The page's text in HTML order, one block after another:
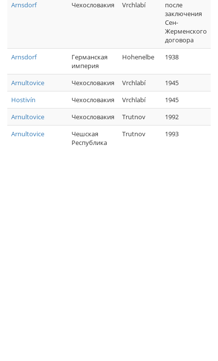
Arnsdorf
Чехословакия Vrchlabí
после
заключения
Сен-
Жерменского
договора
Arnsdorf
Германская
империя
Hohenelbe 1938
Arnultovice Чехословакия Vrchlabí
1945
Hostivín
Чехословакия Vrchlabí
1945
Arnultovice
Чехословакия Trutnov
1992
Arnultovice
Чешская
Республика
Trutnov 1993